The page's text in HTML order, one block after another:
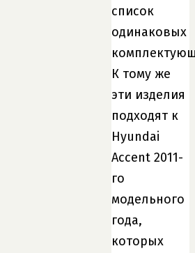
список
одинаковых
К тому же
эти изделия
подходят к
Hyundai
Accent 2011-
го
модельного
года,
которых